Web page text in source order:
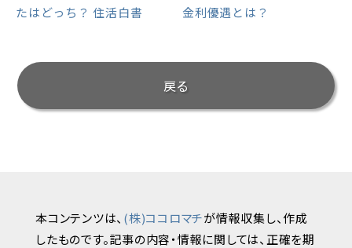
たはどっち？ 住活白書
金利優遇とは？
戻る
本コンテンツは、 (株)ココロマチが情報収集し、作成
したものです。記事の内容・情報に関しては、正確を期